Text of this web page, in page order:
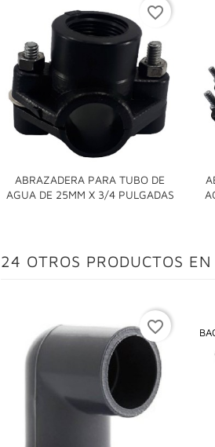
ABRAZADERA PARA TUBO DE
AGUA DE 25MM X 3/4 PULGADAS

favorite_border
24 OTROS PRODUCTOS
favorite_border